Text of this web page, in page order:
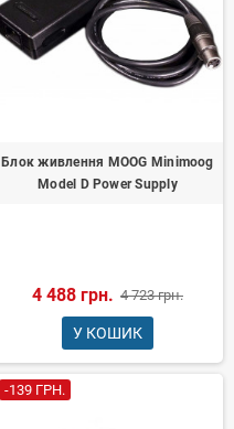
Блок живлення MOOG Minimoog
Model D Power Supply
4 488 грн. 4 723 грн.
У КОШИК
-139 ГРН.